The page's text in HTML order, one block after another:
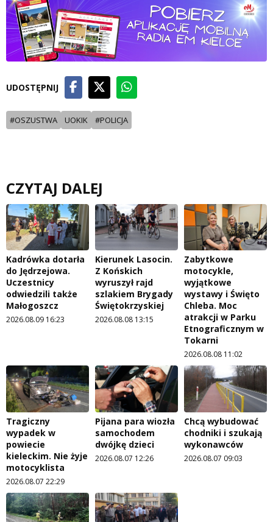
UDOSTĘPNIJ
#OSZUSTWA UOKIK #POLICJA
CZYTAJ DALEJ
Kadrówka dotarła
do Jędrzejowa.
Uczestnicy
odwiedzili także
Małogoszcz
2026.08.09 16:23
Kierunek Lasocin.
Z Końskich
wyruszył rajd
szlakiem Brygady
Świętokrzyskiej
2026.08.08 13:15
Zabytkowe
motocykle,
wyjątkowe
wystawy i Święto
Chleba. Moc
atrakcji w Parku
Etnograficznym w
Tokarni
2026.08.08 11:02
Tragiczny
wypadek w
powiecie
kieleckim. Nie żyje
motocyklista
2026.08.07 22:29
Pijana para wiozła
samochodem
dwójkę dzieci
2026.08.07 12:26
Chcą wybudować
chodniki i szukają
wykonawców
2026.08.07 09:03